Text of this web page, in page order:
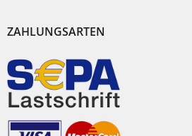
ZAHLUNGSARTEN